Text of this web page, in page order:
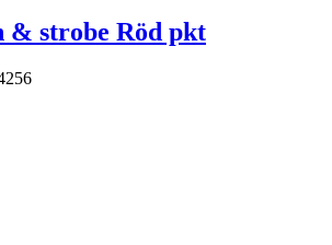
& strobe Röd pkt